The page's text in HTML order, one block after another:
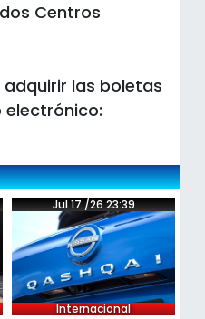
Centros
las boletas
electrónico:
Jul 17 /26 23:39
Internacional